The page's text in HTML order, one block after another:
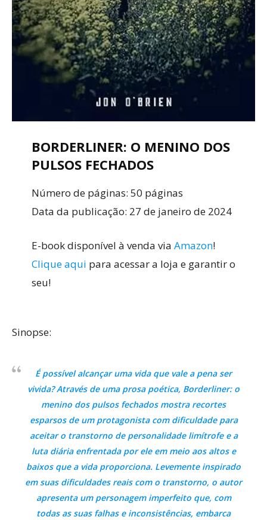
BORDERLINER: O MENINO DOS
PULSOS FECHADOS
Número de páginas: 50 páginas
Data da publicação: 27 de janeiro de 2024
E-book disponível à venda via Amazon!
Clique aqui para acessar a loja e garantir o
seu!
Sinopse:
É possível alcançar uma vida que vale a pena ser
vivida? Através de uma prosa poética, Borderliner: o
menino dos pulsos fechadosmostra recortes
esparsos de um protagonista com dificuldade para
aceitar o transtorno de personalidade limítrofe e a
luta diária enfrentada por ele em meio aos altos e
baixos que a vida proporciona. Levemente inspirado
em suas dificuldades reais com o transtorno, o autor
apresenta um personagem imperfeito que, com
todas as suas falhas e inconsistências, embarca